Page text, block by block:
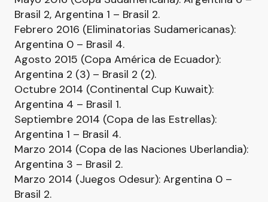
Brasil 2, Argentina 1 – Brasil 2.
Febrero 2016 (Eliminatorias Sudamericanas):
Argentina 0 – Brasil 4.
Agosto 2015 (Copa América de Ecuador):
Argentina 2 (3) – Brasil 2 (2).
Octubre 2014 (Continental Cup Kuwait):
Argentina 4 – Brasil 1.
Septiembre 2014 (Copa de las Estrellas):
Argentina 1 – Brasil 4.
Marzo 2014 (Copa de las Naciones Uberlandia):
Argentina 3 – Brasil 2.
Marzo 2014 (Juegos Odesur): Argentina 0 –
Brasil 2.